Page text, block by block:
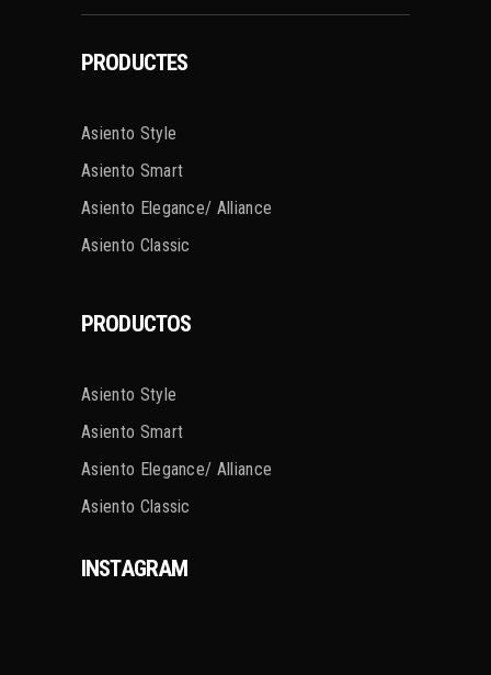
PRODUCTES
Asiento Style
Asiento Smart
Asiento Elegance/ Alliance
Asiento Classic
PRODUCTOS
Asiento Style
Asiento Smart
Asiento Elegance/ Alliance
Asiento Classic
INSTAGRAM